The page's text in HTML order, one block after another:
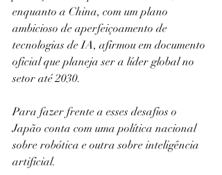
enquanto a China, com um plano
ambicioso de aperfeiçoamento de
tecnologias de IA, afirmou em documento
oficial que planeja ser a líder global no
setor até 2030.
Para fazer frente a esses desafios o
Japão conta com uma política nacional
sobre robótica e outra sobre inteligência
artificial.